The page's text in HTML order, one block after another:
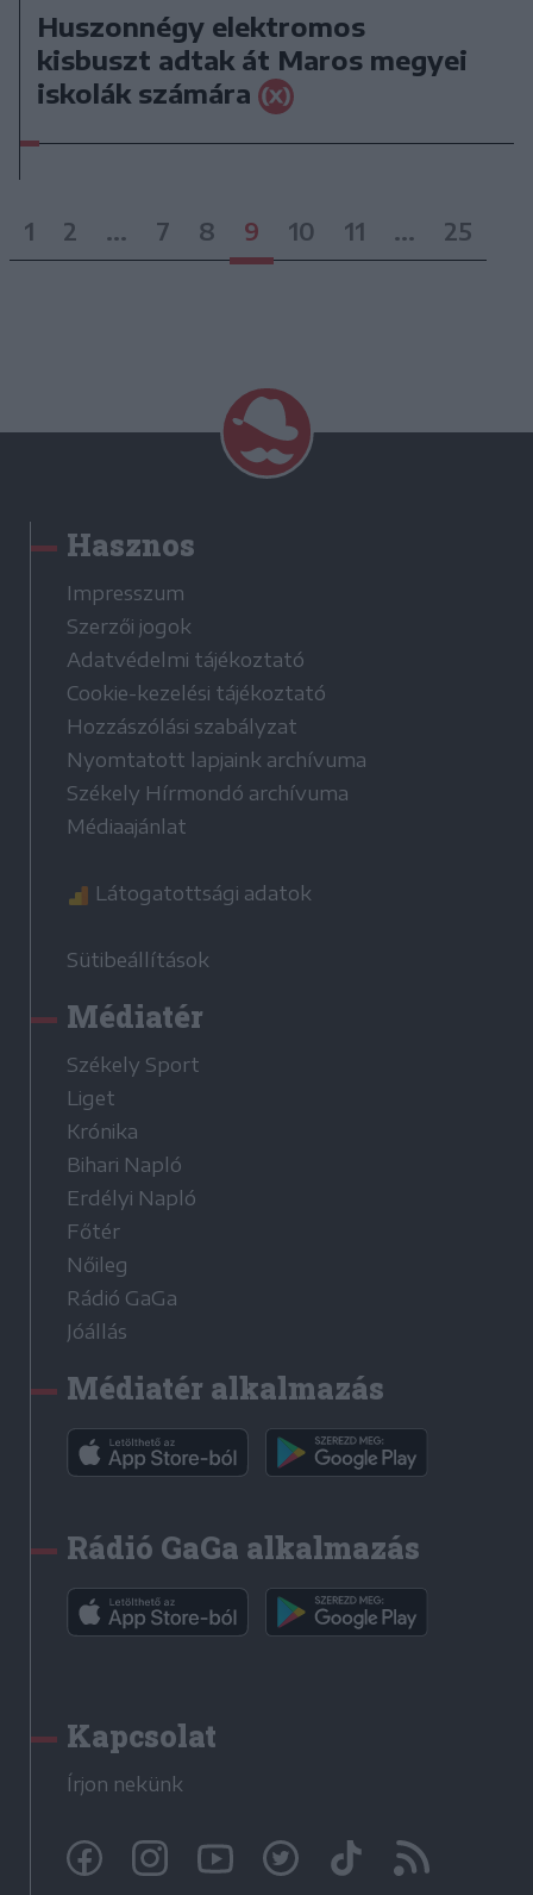
Huszonnégy elektromos
kisbuszt adtak át Maros megyei
iskolák számára
1 2 ... 7 8 9 10 11 ... 25
Hasznos
Impresszum
Szerzői jogok
Adatvédelmi tájékoztató
Cookie-kezelési tájékoztató
Hozzászólási szabályzat
Nyomtatott lapjaink archívuma
Székely Hírmondó archívuma
Médiaajánlat
Látogatottsági adatok
Sütibeállítások
Médiatér
Székely Sport
Liget
Krónika
Bihari Napló
Erdélyi Napló
Főtér
Nőileg
Rádió GaGa
Jóállás
Médiatér alkalmazás
Rádió GaGa alkalmazás
Kapcsolat
Írjon nekünk